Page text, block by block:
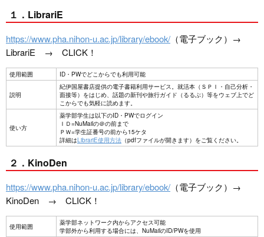
１．LibrariE
https://www.pha.nihon-u.ac.jp/library/ebook/ （電子ブック）→
LibrariE → CLICK！
使用範囲 ID・PWでどこからでも利用可能
説明
紀伊国屋書店提供の電子書籍利用サービス。就活本（ＳＰＩ・自己分析・
面接等）をはじめ、話題の新刊や旅行ガイド（るるぶ）等をウェブ上でど
こからでも気軽に読めます。
使い方
薬学部学生は以下のID・PWでログイン
ＩＤ=NuMailの＠の前まで
ＰＷ=学生証番号の前から15ケタ
詳細はLibrariE使用方法 （pdfファイルが開きます）をご覧ください。
２．KinoDen
https://www.pha.nihon-u.ac.jp/library/ebook/ （電子ブック）→
KinoDen → CLICK！
使用範囲
薬学部ネットワーク内からアクセス可能
学部外から利用する場合には、NuMailのID/PWを使用